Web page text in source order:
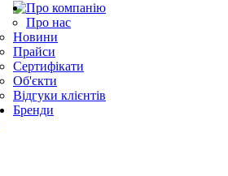
Про компанію
Про нас
Новини
Прайси
Сертифікати
Об'єкти
Відгуки клієнтів
Бренди